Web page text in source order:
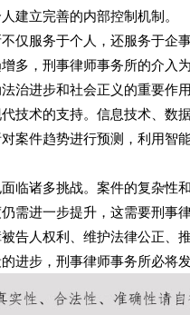
建立完善的内部控制机制。
仅服务于个人，还服务于
多，刑事律师事务所的介入
治进步和社会正义的重要作
技术的支持。信息技术、数
案件趋势进行预测，利用智
临诸多挑战。案件的复杂性
需进一步提升，这需要刑事
告人权利、维护法律公正
进步，刑事律师事务所必将